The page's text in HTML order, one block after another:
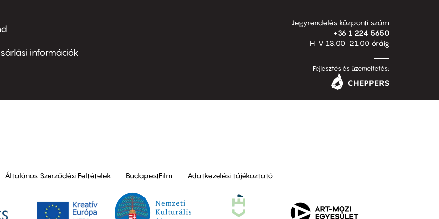
információk
Jegyrendelés központi szám
+36 1 224 5650
H-V 13.00-21.00 óráig
Fejlesztés és üzemeltetés:
Általános Szerződési Feltételek BudapestFilm Adatkezelési tájékoztató